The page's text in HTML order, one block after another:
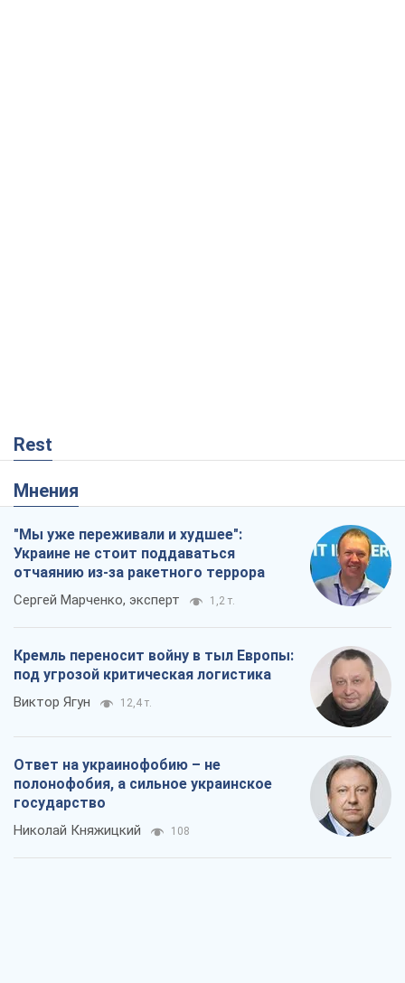
Rest
Мнения
"Мы уже переживали и худшее":
Украине не стоит поддаваться
отчаянию из-за ракетного террора
Сергей Марченко, эксперт 1,2 т.
Кремль переносит войну в тыл Европы:
под угрозой критическая логистика
Виктор Ягун 12,4 т.
Ответ на украинофобию – не
полонофобия, а сильное украинское
государство
Николай Княжицкий 108